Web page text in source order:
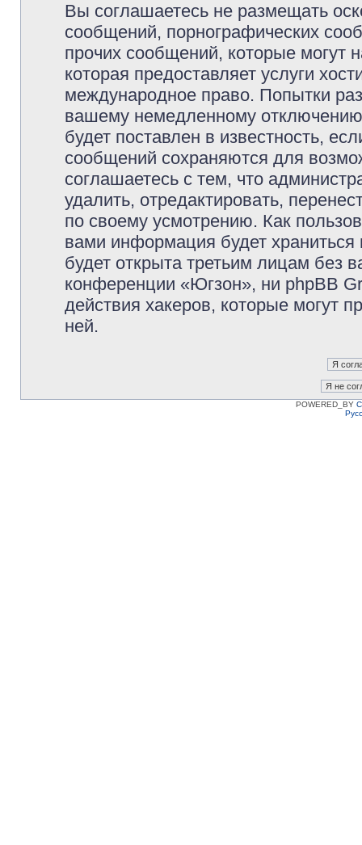
Вы соглашаетесь не размещать
сообщений, порнографических
прочих сообщений, которые могут
которая предоставляет услуги
международное право. Попытки
вашему немедленному
будет поставлен в известность,
сообщений сохраняются для
соглашаетесь с тем, что
удалить, отредактировать,
по своему усмотрению. Как
вами информация будет
будет открыта третьим лицам без
конференции «Югзон», ни phpBB
действия хакеров, которые могут
ней.
POWERED_BY